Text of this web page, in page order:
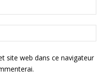
site web dans ce navigateur